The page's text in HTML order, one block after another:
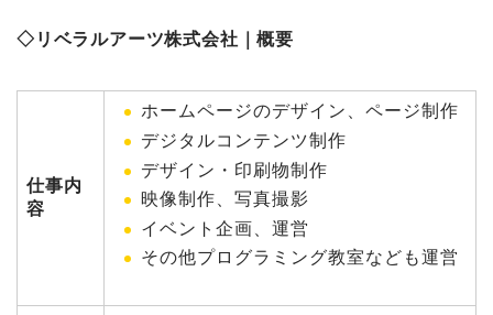
◇リベラルアーツ株式会社｜概要
仕事内
容
ホームページのデザイン、ページ制作
デジタルコンテンツ制作
デザイン・印刷物制作
映像制作、写真撮影
イベント企画、運営
その他プログラミング教室なども運営